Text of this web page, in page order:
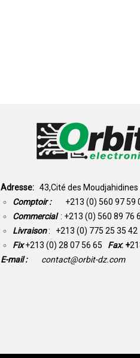
Adresse: 43,Cité des
Comptoir : +213 (0) 560 97 59
Commercial : +213 (0) 560 89 76
Livraison: +213 (0) 775 25 35 42
Fix +213 (0) 28 07 56 65 Fax: +
E-mail :
contact@orbit-dz.com